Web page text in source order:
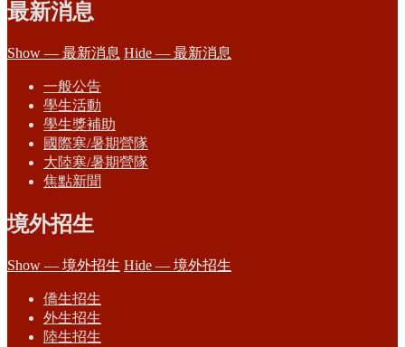
最新消息
Show — 最新消息 Hide — 最新消息
一般公告
學生活動
學生獎補助
國際寒/暑期營隊
大陸寒/暑期營隊
焦點新聞
境外招生
Show — 境外招生 Hide — 境外招生
僑生招生
外生招生
陸生招生